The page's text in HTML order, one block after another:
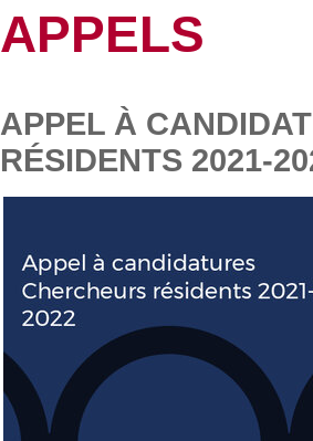
APPELS
APPEL À
RÉSIDENTS 2021-